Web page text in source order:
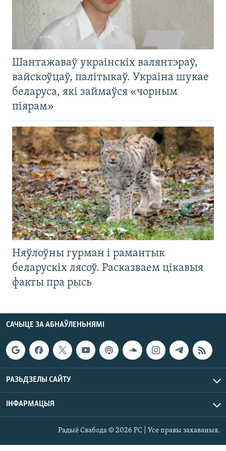
Шантажаваў украінскіх валянтэраў,
вайскоўцаў, палітыкаў. Украіна шукае
беларуса, які займаўся «чорным
піярам»
Няўлоўны гурман і рамантык
беларускіх лясоў. Расказваем цікавыя
факты пра рысь
САЧЫЦЕ ЗА АБНАЎЛЕНЬНЯМІ
РАЗЬДЗЕЛЫ САЙТУ
ІНФАРМАЦЫЯ
Радыё Свабода © 2026 РС | Усе правы захаваныя.